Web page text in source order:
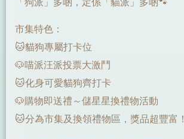
「狗派」多啲，定係「貓派」多啲🐾
市集特色：
🐱貓狗專屬打卡位
🐶喵派汪派投票大激鬥
🐱化身可愛貓狗齊打卡
🐶購物即送禮～儲星星換禮物活動
🐱分為市集及換領禮物區，獎品超豐富！